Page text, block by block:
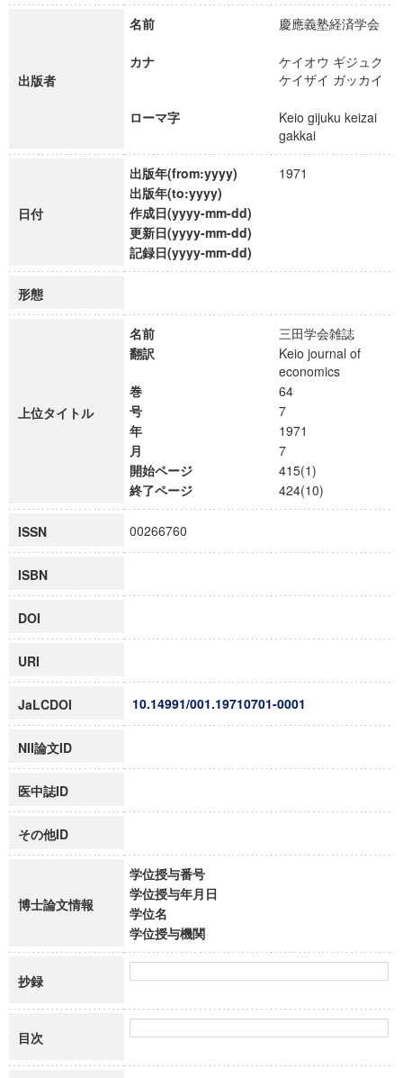
出版者
名前 慶應義塾経済学会
カナ
ケイオウ ギジュク
ケイザイ ガッカイ
ローマ字
Keio gijuku keizai
gakkai
日付
出版年(from:yyyy)
1971
出版年(to:yyyy)
作成日(yyyy-mm-dd)
更新日(yyyy-mm-dd)
記録日(yyyy-mm-dd)
形態
上位タイトル
名前
三田学会雑誌
翻訳
Keio journal of
economics
巻
64
号
7
年
1971
月
7
開始ページ
415(1)
終了ページ
424(10)
ISSN 00266760
ISBN
DOI
URI
JaLCDOI 10.14991/001.19710701-0001
NII論文ID
医中誌ID
その他ID
博士論文情報
学位授与番号
学位授与年月日
学位名
学位授与機関
抄録
目次